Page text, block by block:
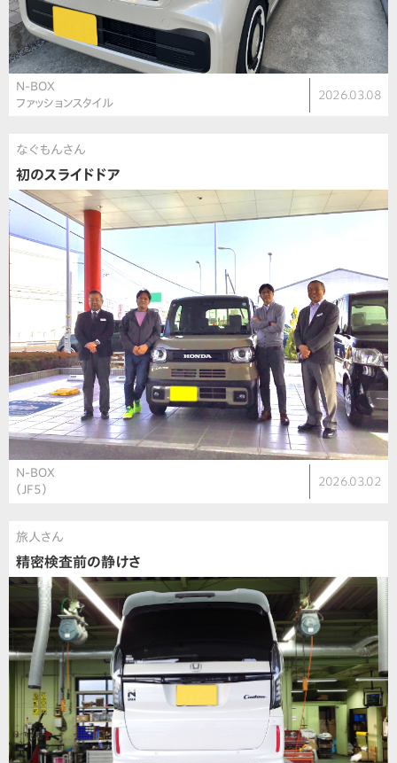
N-BOX
ファッションスタイル
2026.03.08
なぐもんさん
初のスライドドア
N-BOX
（JF5）
2026.03.02
旅人さん
精密検査前の静けさ